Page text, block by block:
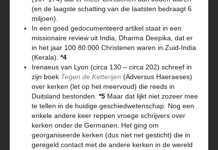
(en de laagste schatting van die laatsten bedraagt 6
miljoen).
In een goed gedocumenteerd artikel staat in een
missionaire review uit India, Dharma Deepika, dat er
in het jaar 100 80.000 Christenen waren in Zuid-India
(Kerala). *4
Irenaeus van Lyon (circa 130 – circa 202) schreef in
zijn boek Tegen de Ketterijen (Adversus Haeraeses)
over kerken (let op het meervoud) die reeds in
Duitsland bestonden. *5 Maar dat lijkt niet zozeer mee
te tellen in de huidige geschiedwetenschap. Nog een
enkele andere keer reppen vroege schrijvers over
kerken onder de Germanen. Het ging om
georganiseerde kerken (dus niet net gesticht) die in
geregeld contact met de andere kerken in de wereld